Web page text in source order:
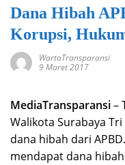
Dana Hibah
Korupsi,
WartaTransparansi
9 Maret 2017
MediaTransparansi–
Walikota Surabaya
dana hibah dari
mendapat dana